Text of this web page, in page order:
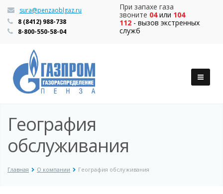
sura@penzaoblgaz.ru
8 (8412) 988-738
8-800-550-58-04
При запахе газа
звоните 04 или 104
112 - вызов экстренных
служб
География
обслуживания
Главная О компании География обслуживания